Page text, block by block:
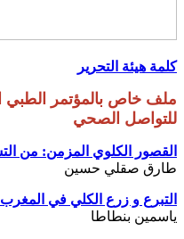
كلمة هيئة التحرير
ملف خاص بالمؤتمر الطبي
للتواصل الصحي
القصور الكلوي المزمن: من
طارق صقلي حسين
التبرع و زرع الكلي في
ياسمين بنطاطا